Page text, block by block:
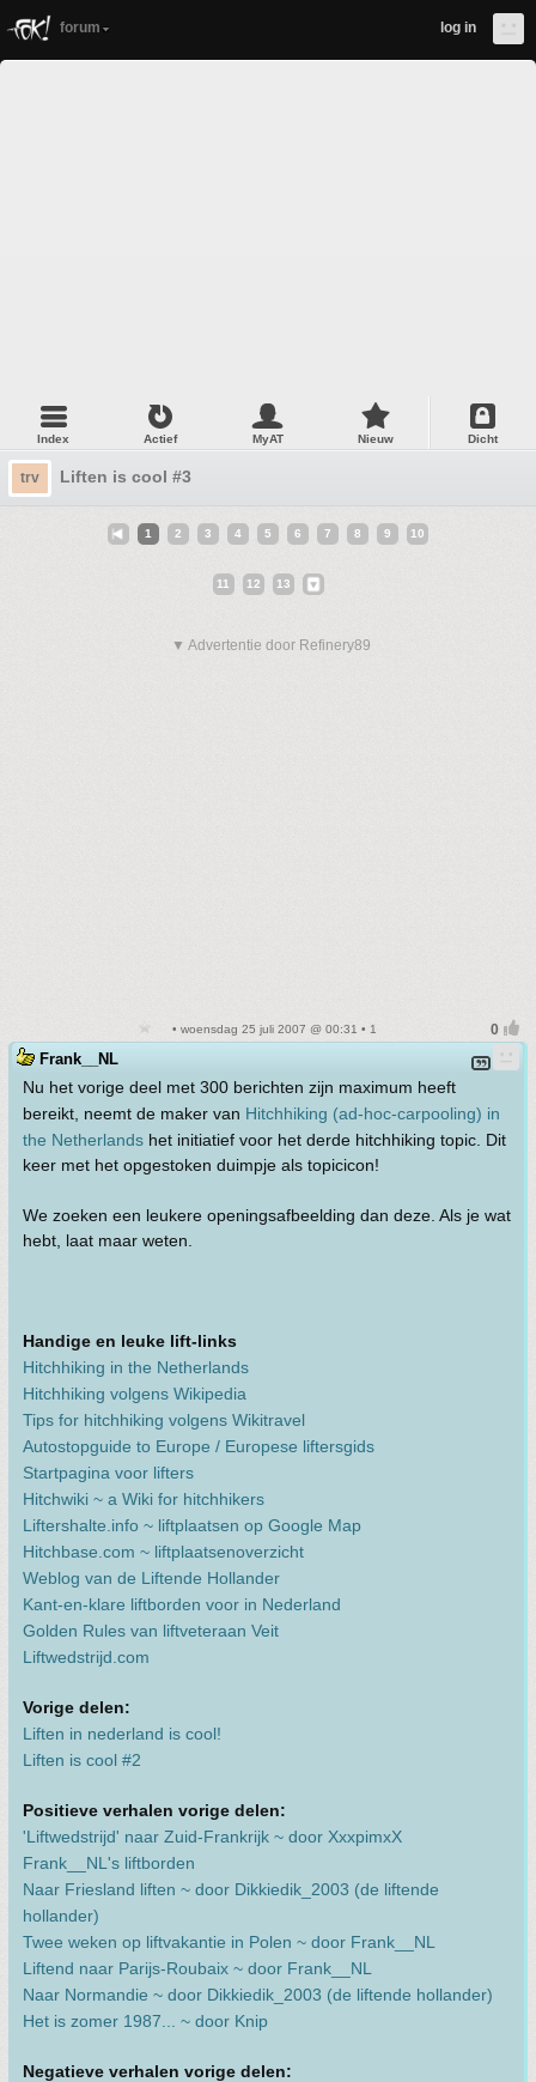
forum log in
Index Actief MyAT Nieuw Dicht
trv Liften is cool #3
1 2 3 4 5 6 7 8 9 10
11 12 13
▼ Advertentie door Refinery89
• woensdag 25 juli 2007 @ 00:31 • 1
Frank__NL
Nu het vorige deel met 300 berichten zijn maximum heeft
bereikt, neemt de maker van Hitchhiking (ad-hoc-carpooling) in
the Netherlands het initiatief voor het derde hitchhiking topic. Dit
keer met het opgestoken duimpje als topicicon!
We zoeken een leukere openingsafbeelding dan deze. Als je wat
hebt, laat maar weten.
Handige en leuke lift-links
Hitchhiking in the Netherlands
Hitchhiking volgens Wikipedia
Tips for hitchhiking volgens Wikitravel
Autostopguide to Europe / Europese liftersgids
Startpagina voor lifters
Hitchwiki ~ a Wiki for hitchhikers
Liftershalte.info ~ liftplaatsen op Google Map
Hitchbase.com ~ liftplaatsenoverzicht
Weblog van de Liftende Hollander
Kant-en-klare liftborden voor in Nederland
Golden Rules van liftveteraan Veit
Liftwedstrijd.com
Vorige delen:
Liften in nederland is cool!
Liften is cool #2
Positieve verhalen vorige delen:
'Liftwedstrijd' naar Zuid-Frankrijk ~ door XxxpimxX
Frank__NL's liftborden
Naar Friesland liften ~ door Dikkiedik_2003 (de liftende
hollander)
Twee weken op liftvakantie in Polen ~ door Frank__NL
Liftend naar Parijs-Roubaix ~ door Frank__NL
Naar Normandie ~ door Dikkiedik_2003 (de liftende hollander)
Het is zomer 1987... ~ door Knip
Negatieve verhalen vorige delen: